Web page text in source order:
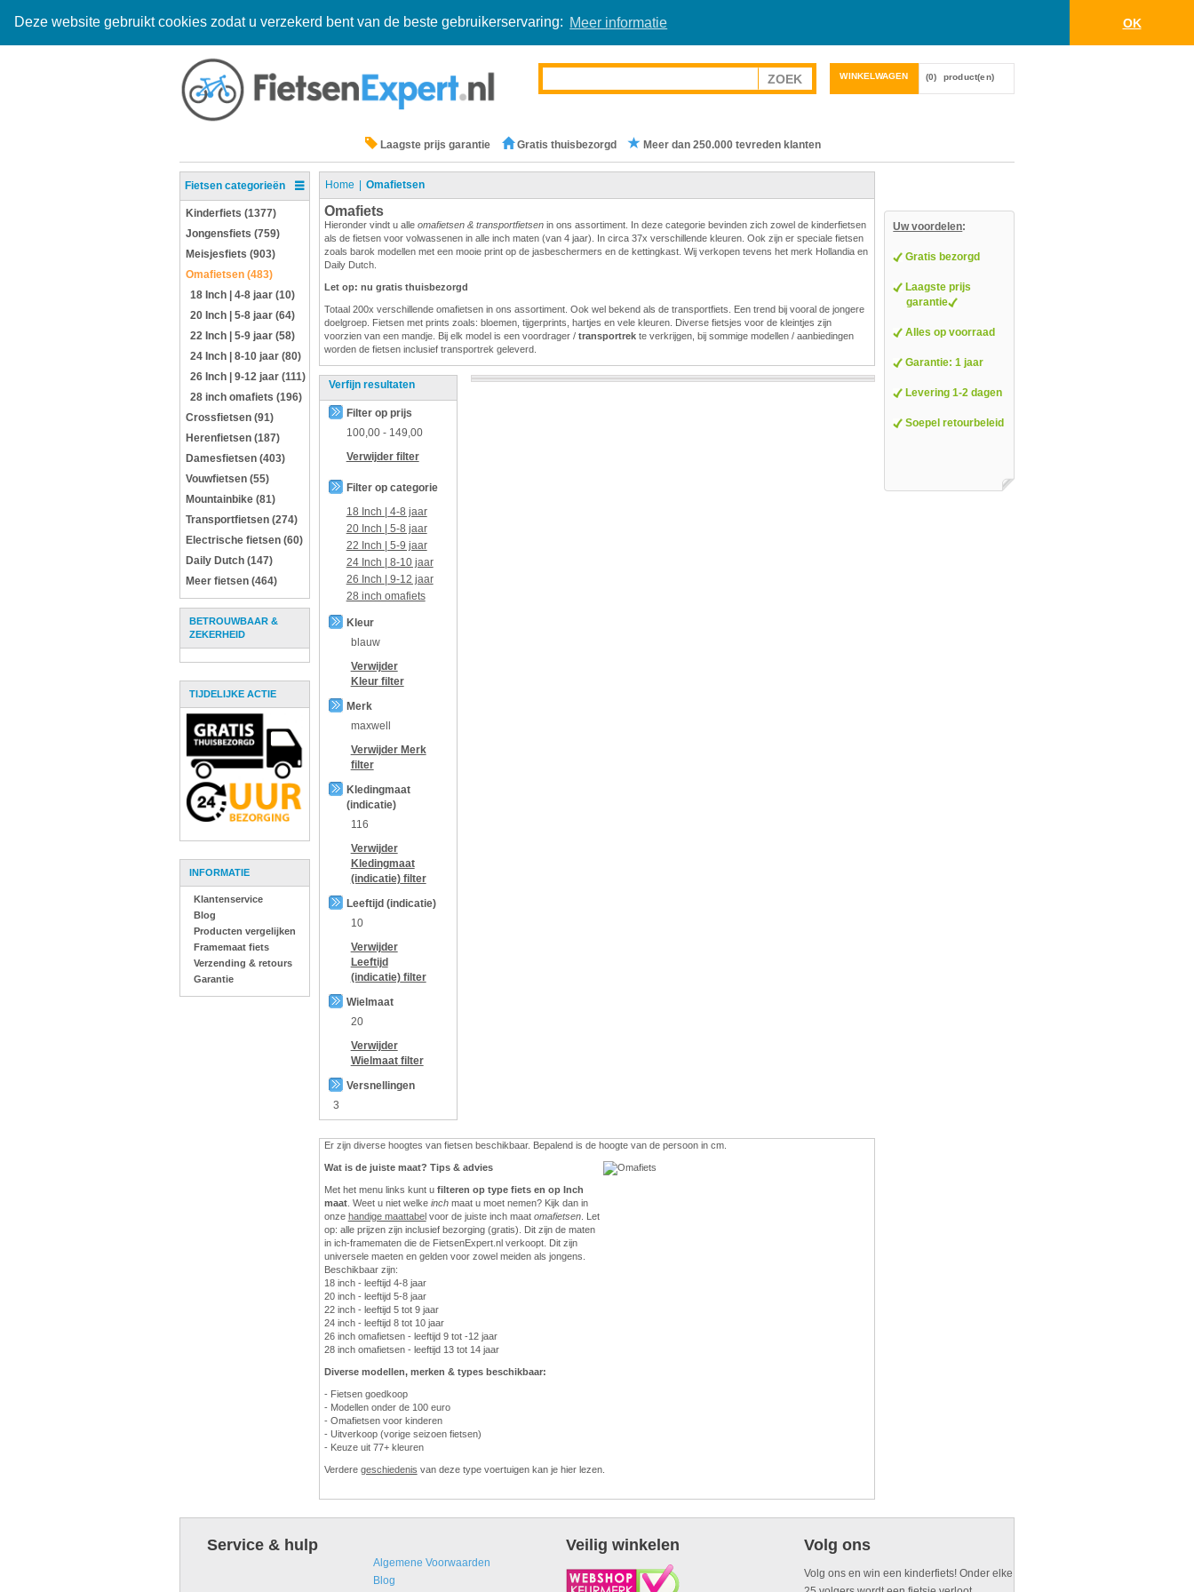
Deze website gebruikt cookies zodat u verzekerd bent van de beste gebruikerservaring: Meer informatie OK
WINKELWAGEN (0) product(en)
Laagste prijs garantie Gratis thuisbezorgd Meer dan 250.000 tevreden klanten
Fietsen categorieën
Kinderfiets (1377)
Jongensfiets (759)
Meisjesfiets (903)
Omafietsen (483)
18 Inch | 4-8 jaar (10)
20 Inch | 5-8 jaar (64)
22 Inch | 5-9 jaar (58)
24 Inch | 8-10 jaar (80)
26 Inch | 9-12 jaar (111)
28 inch omafiets (196)
Crossfietsen (91)
Herenfietsen (187)
Damesfietsen (403)
Vouwfietsen (55)
Mountainbike (81)
Transportfietsen (274)
Electrische fietsen (60)
Daily Dutch (147)
Meer fietsen (464)
BETROUWBAAR &
ZEKERHEID
TIJDELIJKE ACTIE
INFORMATIE
Klantenservice
Blog
Producten vergelijken
Framemaat fiets
Verzending & retours
Garantie
Home Omafietsen
Omafiets
Hieronder vindt u alle omafietsen & transportfietsen in ons assortiment. In deze categorie bevinden zich zowel de kinderfietsen
als de fietsen voor volwassenen in alle inch maten (van 4 jaar). In circa 37x verschillende kleuren. Ook zijn er speciale fietsen
zoals barok modellen met een mooie print op de jasbeschermers en de kettingkast. Wij verkopen tevens het merk Hollandia en
Daily Dutch.
Let op: nu gratis thuisbezorgd
Totaal 200x verschillende omafietsen in ons assortiment. Ook wel bekend als de transportfiets. Een trend bij vooral de jongere
doelgroep. Fietsen met prints zoals: bloemen, tijgerprints, hartjes en vele kleuren. Diverse fietsjes voor de kleintjes zijn
voorzien van een mandje. Bij elk model is een voordrager / transportrek te verkrijgen, bij sommige modellen / aanbiedingen
worden de fietsen inclusief transportrek geleverd.
Verfijn resultaten
Filter op prijs
100,00- 149,00
Verwijder filter
Filter op categorie
18 Inch | 4-8 jaar
20 Inch | 5-8 jaar
22 Inch | 5-9 jaar
24 Inch | 8-10 jaar
26 Inch | 9-12 jaar
28 inch omafiets
Kleur
blauw
Verwijder
Kleurfilter
Merk
maxwell
Verwijder Merk
filter
Kledingmaat
(indicatie)
116
Verwijder
Kledingmaat
(indicatie)filter
Leeftijd (indicatie)
10
Verwijder
Leeftijd
(indicatie)filter
Wielmaat
20
Verwijder
Wielmaatfilter
Versnellingen
3
Er zijn diverse hoogtes van fietsen beschikbaar. Bepalend is de hoogte van de persoon in cm.
Wat is de juiste maat? Tips & advies
Met het menu links kunt u filteren op type fiets en op Inch
maat. Weet u niet welke inchmaat u moet nemen? Kijk dan in
onze handige maattabelvoor de juiste inch maat omafietsen. Let
op: alle prijzen zijn inclusief bezorging (gratis). Dit zijn de maten
in ich-framematen die de FietsenExpert.nl verkoopt. Dit zijn
universele maeten en gelden voor zowel meiden als jongens.
Beschikbaar zijn:
18 inch - leeftijd 4-8 jaar
20 inch - leeftijd 5-8 jaar
22 inch - leeftijd 5 tot 9 jaar
24 inch - leeftijd 8 tot 10 jaar
26 inch omafietsen - leeftijd 9 tot -12 jaar
28 inch omafietsen - leeftijd 13 tot 14 jaar
Diverse modellen, merken & types beschikbaar:
- Fietsen goedkoop
- Modellen onder de 100 euro
- Omafietsen voor kinderen
- Uitverkoop (vorige seizoen fietsen)
- Keuze uit 77+ kleuren
Verdere geschiedenis van deze type voertuigen kan je hier lezen.
Uw voordelen:
Gratis bezorgd
Laagste prijs
garantie
Alles op voorraad
Garantie: 1 jaar
Levering 1-2 dagen
Soepel retourbeleid
Service & hulp
Algemene Voorwaarden
Blog
Veilig winkelen Volg ons
Volg ons en win een kinderfiets! Onder elke